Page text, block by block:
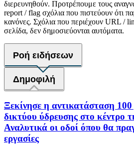
διερευνηθούν. Προτρέπουμε τους
report / flag σχόλια που πιστεύουν ότι
κανόνες. Σχόλια που περιέχουν URL /
σελίδα, δεν δημοσιεύονται αυτόματα.
Ροή ειδήσεων
Δημοφιλή
Ξεκίνησε η αντικατάσταση 100
δικτύου ύδρευσης στο κέντρο
Αναλυτικά οι οδοί όπου θα
εργασίες